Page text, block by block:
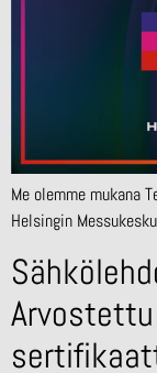
Me olemme mukana
Helsingin